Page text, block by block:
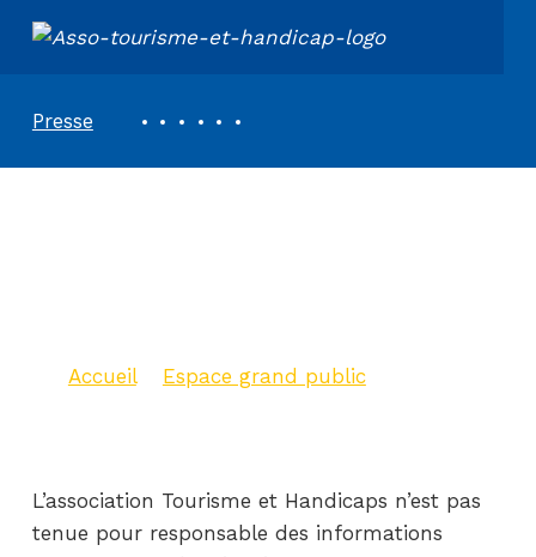
ASSOCIATION TOURISME ET HANDICAPS
Presse
Accueil> Espace grand public>
L’association Tourisme et Handicaps n’est pas
tenue pour responsable des informations